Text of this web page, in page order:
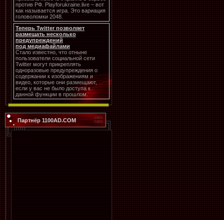
против РФ. Playforukraine.live – вот
как называется игра. Это вариация
головоломки 2048.
Теперь Twitter позволяет
размещать несколько
предупреждений
под медиафайлами
Стало известно, что отныне
пользователи социальной сети
Twitter могут прикреплять
одноразовые предупреждения о
содержании к изображениям и
видео, которые они размещают,
если у вас не было доступа к
данной функции в прошлом.
Партнёр 1100AD.COM